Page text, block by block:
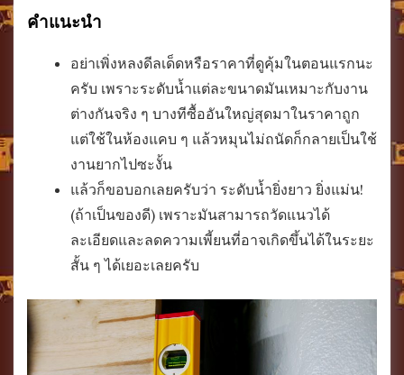
คำแนะนำ
อย่าเพิ่งหลงดีลเด็ดหรือราคาที่ดูคุ้มในตอนแรกนะ
ครับ เพราะระดับน้ำแต่ละขนาดมันเหมาะกับงาน
ต่างกันจริง ๆ บางทีซื้ออันใหญ่สุดมาในราคาถูก
แต่ใช้ในห้องแคบ ๆ แล้วหมุนไม่ถนัดก็กลายเป็นใช้
งานยากไปซะงั้น
แล้วก็ขอบอกเลยครับว่า ระดับน้ำยิ่งยาว ยิ่งแม่น!
(ถ้าเป็นของดี) เพราะมันสามารถวัดแนวได้
ละเอียดและลดความเพี้ยนที่อาจเกิดขึ้นได้ในระยะ
สั้น ๆ ได้เยอะเลยครับ